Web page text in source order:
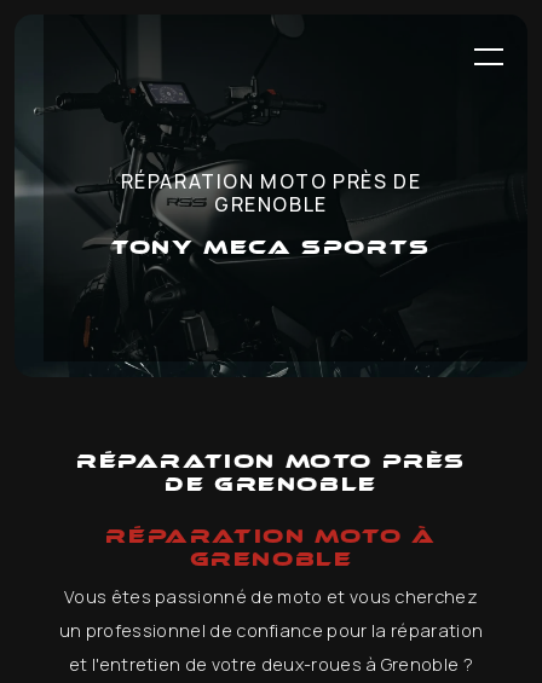
RÉPARATION MOTO PRÈS DE
GRENOBLE
TONY MECA SPORTS
Réparation moto près
de Grenoble
RÉPARATION MOTO À
GRENOBLE
Vous êtes passionné de moto et vous cherchez
un professionnel de confiance pour la réparation
et l'entretien de votre deux-roues à Grenoble ?
Panneau de gestion des cookies